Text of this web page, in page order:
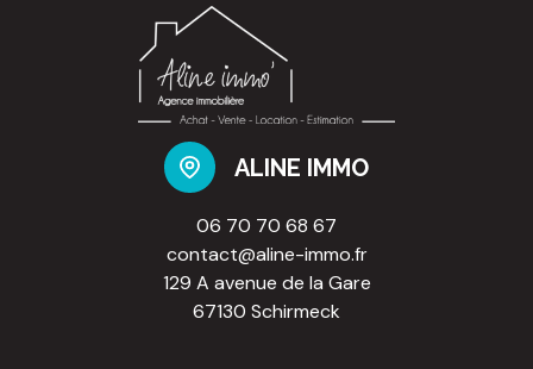
ALINE IMMO
06 70 70 68 67
contact@aline-immo.fr
129 A avenue de la Gare
67130 Schirmeck